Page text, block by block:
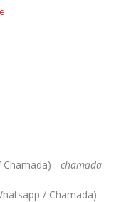
- chamada
/ Chamada) -